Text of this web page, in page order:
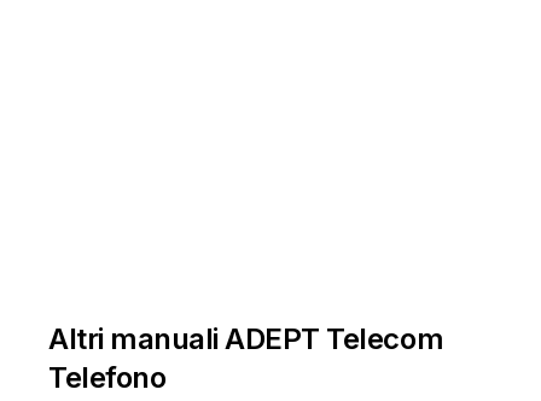
Altri manuali ADEPT Telecom
Telefono